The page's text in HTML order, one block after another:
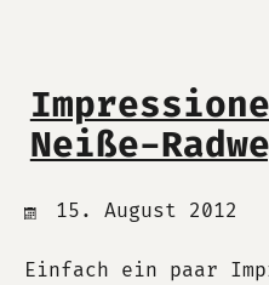
Neiße-
15. August 2012
Einfach ein paar